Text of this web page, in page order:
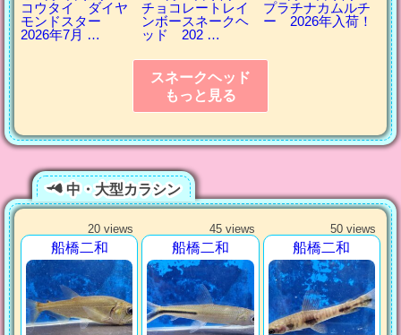
コウタイ ダイヤ
モンドスター
2026年7月 …
チョコレートレイ
ンボースネークヘ
ッド 202 …
プラチナカムルチ
ー 2026年入荷！
スネークヘッド
もっと見る
中・大型カラシン
20 views
船橋二和
45 views
船橋二和
50 views
船橋二和